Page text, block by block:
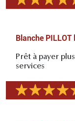
Blanche PILLOT
Prêt à payer
services